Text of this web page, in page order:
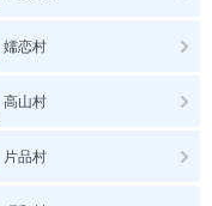
嬬恋村
高山村
片品村